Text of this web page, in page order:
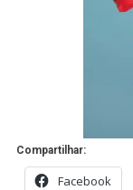
Compartilhar:
Facebook